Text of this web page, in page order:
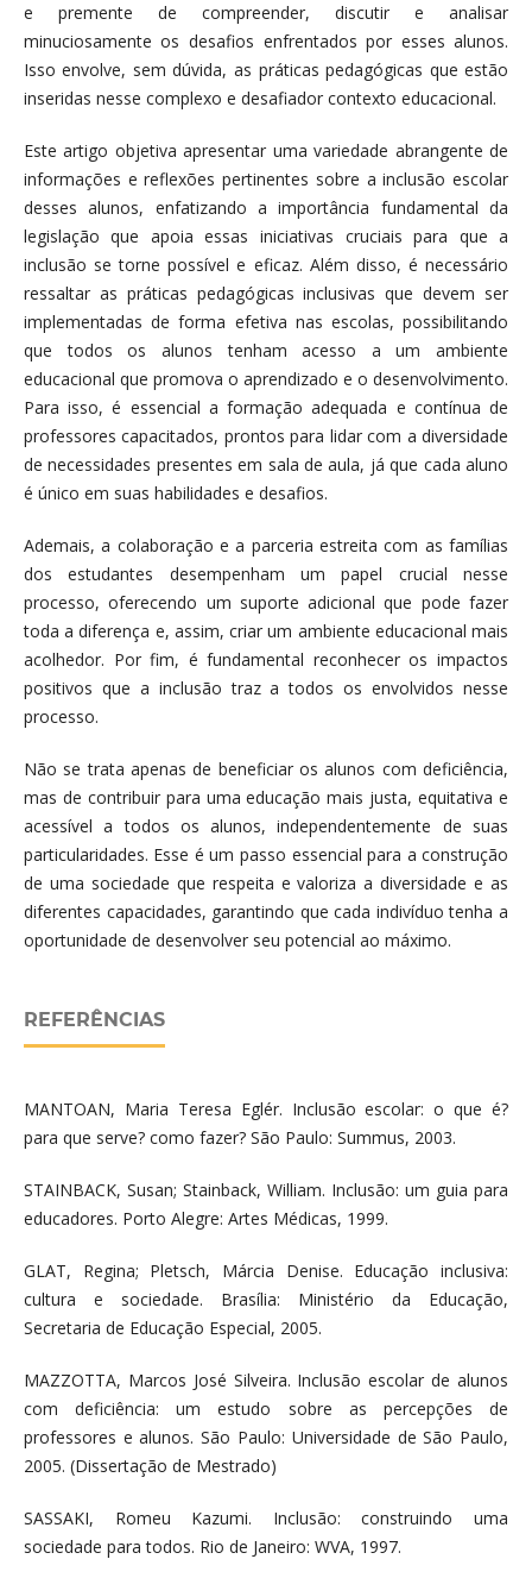
e premente de compreender, discutir e analisar
minuciosamente os desafios enfrentados por esses alunos.
Isso envolve, sem dúvida, as práticas pedagógicas que estão
inseridas nesse complexo e desafiador contexto educacional.
Este artigo objetiva apresentar uma variedade abrangente de
informações e reflexões pertinentes sobre a inclusão escolar
desses alunos, enfatizando a importância fundamental da
legislação que apoia essas iniciativas cruciais para que a
inclusão se torne possível e eficaz. Além disso, é necessário
ressaltar as práticas pedagógicas inclusivas que devem ser
implementadas de forma efetiva nas escolas, possibilitando
que todos os alunos tenham acesso a um ambiente
educacional que promova o aprendizado e o desenvolvimento.
Para isso, é essencial a formação adequada e contínua de
professores capacitados, prontos para lidar com a diversidade
de necessidades presentes em sala de aula, já que cada aluno
é único em suas habilidades e desafios.
Ademais, a colaboração e a parceria estreita com as famílias
dos estudantes desempenham um papel crucial nesse
processo, oferecendo um suporte adicional que pode fazer
toda a diferença e, assim, criar um ambiente educacional mais
acolhedor. Por fim, é fundamental reconhecer os impactos
positivos que a inclusão traz a todos os envolvidos nesse
processo.
Não se trata apenas de beneficiar os alunos com deficiência,
mas de contribuir para uma educação mais justa, equitativa e
acessível a todos os alunos, independentemente de suas
particularidades. Esse é um passo essencial para a construção
de uma sociedade que respeita e valoriza a diversidade e as
diferentes capacidades, garantindo que cada indivíduo tenha a
oportunidade de desenvolver seu potencial ao máximo.
REFERÊNCIAS
MANTOAN, Maria Teresa Eglér. Inclusão escolar: o que é?
para que serve? como fazer? São Paulo: Summus, 2003.
STAINBACK, Susan; Stainback, William. Inclusão: um guia para
educadores. Porto Alegre: Artes Médicas, 1999.
GLAT, Regina; Pletsch, Márcia Denise. Educação inclusiva:
cultura e sociedade. Brasília: Ministério da Educação,
Secretaria de Educação Especial, 2005.
MAZZOTTA, Marcos José Silveira. Inclusão escolar de alunos
com deficiência: um estudo sobre as percepções de
professores e alunos. São Paulo: Universidade de São Paulo,
2005. (Dissertação de Mestrado)
SASSAKI, Romeu Kazumi. Inclusão: construindo uma
sociedade para todos. Rio de Janeiro: WVA, 1997.